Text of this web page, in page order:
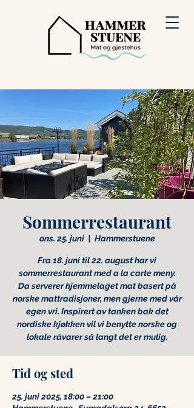
Sommerrestaurant
ons. 25. juni
  |
Hammerstuene
Fra 18. juni til 22. august har vi
sommerrestaurant med a la carte meny.
Da serverer hjemmelaget mat basert på
norske mattradisjoner, men gjerne med vår
egen vri. Inspirert av tanken bak det
nordiske kjøkken vil vi benytte norske og
lokale råvarer så langt det er mulig.
Tid og sted
25. juni 2025, 18:00 – 21:00